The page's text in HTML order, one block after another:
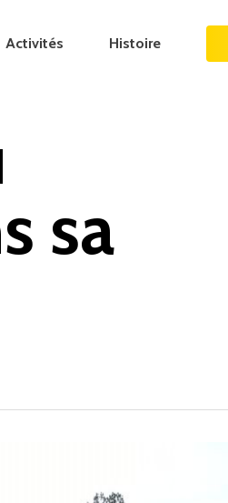
Activités Histoire
sa